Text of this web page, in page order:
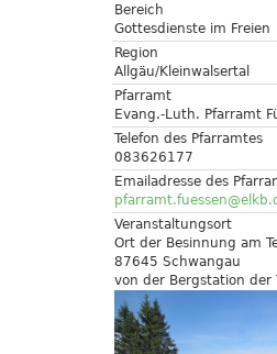
Bereich
Gottesdienste im Freien
Region
Allgäu/Kleinwalsertal
Pfarramt
Evang.-Luth. Pfarramt
Telefon des Pfarramtes
083626177
Emailadresse des
Veranstaltungsort
Ort der Besinnung am
87645 Schwangau
von der Bergstation der